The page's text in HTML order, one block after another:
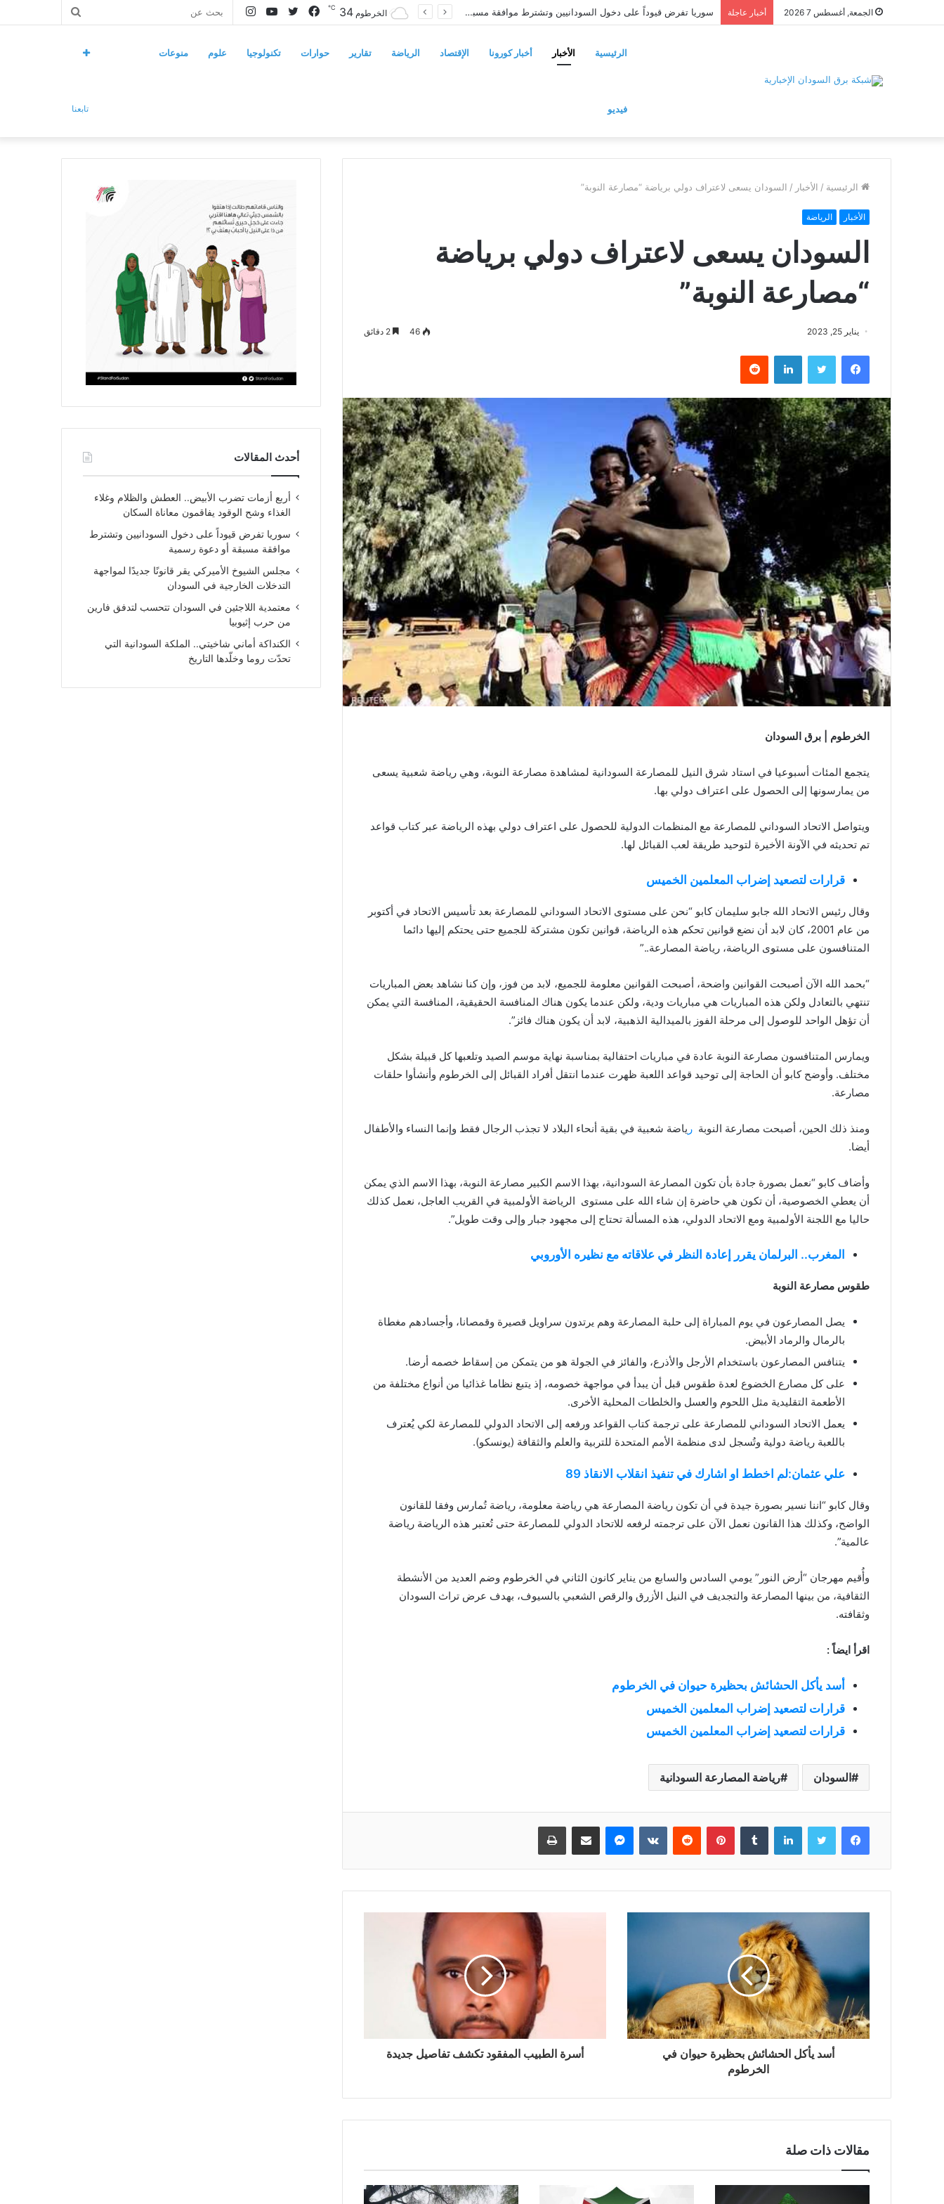
الجمعة, أغسطس 7 2026 أخبار عاجلة سوريا تفرض قيوداً على دخول السودانيين وتشترط موافقة مسبقة أو دعوة رسمية
بحث
انستقراميوتيوبتويتر
فيسبوك الخرطوم 34
℃
الرئيسية الأخبار أخبار كورونا الإقتصاد الرياضة تقارير حوارات تكنولوجيا علوم منوعات
فيديو تابعنا
الرئيسية / الأخبار / السودان يسعى لاعتراف دولي برياضة “مصارعة النوبة”
الأخبار الرياضة
السودان يسعى لاعتراف دولي برياضة
“مصارعة النوبة”
يناير 25, 2023 46
فيسبوك تويتر لينكدإن
الخرطوم | برق السودان
يتجمع المئات أسبوعيا في استاد شرق النيل للمصارعة السودانية لمشاهدة مصارعة النوبة، وهي رياضة شعبية يسعى
من يمارسونها إلى الحصول على اعتراف دولي بها.
ويتواصل الاتحاد السوداني للمصارعة مع المنظمات الدولية للحصول على اعتراف دولي بهذه الرياضة عبر كتاب قواعد
تم تحديثه في الآونة الأخيرة لتوحيد طريقة لعب القبائل لها.
قرارات لتصعيد إضراب المعلمين الخميس
وقال رئيس الاتحاد الله جابو سليمان كابو “نحن على مستوى الاتحاد السوداني للمصارعة بعد تأسيس الاتحاد في أكتوبر
من عام 2001، كان لابد أن نضع قوانين تحكم هذه الرياضة، قوانين تكون مشتركة للجميع حتى يحتكم إليها دائما
المتنافسون على مستوى الرياضة، رياضة المصارعة..”
“بحمد الله الآن أصبحت القوانين واضحة، أصبحت القوانين معلومة للجميع، لابد من فوز، وإن كنا نشاهد بعض المباريات
تنتهي بالتعادل ولكن هذه المباريات هي مباريات ودية، ولكن عندما يكون هناك المنافسة الحقيقية، المنافسة التي يمكن
أن تؤهل الواحد للوصول إلى مرحلة الفوز بالميدالية الذهبية، لابد أن يكون هناك فائز”.
ويمارس المتنافسون مصارعة النوبة عادة في مباريات احتفالية بمناسبة نهاية موسم الصيد وتلعبها كل قبيلة بشكل
مختلف. وأوضح كابو أن الحاجة إلى توحيد قواعد اللعبة ظهرت عندما انتقل أفراد القبائل إلى الخرطوم وأنشأوا حلقات
مصارعة.
ومنذ ذلك الحين، أصبحت مصارعة النوبة ر ياضة شعبية في بقية أنحاء البلاد لا تجذب الرجال فقط وإنما النساء والأطفال
أيضا.
وأضاف كابو “نعمل بصورة جادة بأن تكون المصارعة السودانية، بهذا الاسم الكبير مصارعة النوبة، بهذا الاسم الذي يمكن
أن يعطي الخصوصية، أن تكون هي حاضرة إن شاء الله على مستوى الرياضة الأولمبية في القريب العاجل، نعمل كذلك
حاليا مع اللجنة الأولمبية ومع الاتحاد الدولي، هذه المسألة تحتاج إلى مجهود جبار وإلى وقت طويل”.
المغرب.. البرلمان يقرر إعادة النظر في علاقاته مع نظيره الأوروبي
طقوس مصارعة النوبة
يصل المصارعون في يوم المباراة إلى حلبة المصارعة وهم يرتدون سراويل قصيرة وقمصانا، وأجسادهم مغطاة
بالرمال والرماد الأبيض.
يتنافس المصارعون باستخدام الأرجل والأذرع، والفائز في الجولة هو من يتمكن من إسقاط خصمه أرضا.
على كل مصارع الخضوع لعدة طقوس قبل أن يبدأ في مواجهة خصومه، إذ يتبع نظاما غذائيا من أنواع مختلفة من
الأطعمة التقليدية مثل اللحوم والعسل والخلطات المحلية الأخرى.
يعمل الاتحاد السوداني للمصارعة على ترجمة كتاب القواعد ورفعه إلى الاتحاد الدولي للمصارعة لكي يُعترف
باللعبة رياضة دولية وتُسجل لدى منظمة الأمم المتحدة للتربية والعلم والثقافة (يونسكو).
علي عثمان:لم اخطط او اشارك في تنفيذ انقلاب الانقاذ 89
وقال كابو “اننا نسير بصورة جيدة في أن تكون رياضة المصارعة هي رياضة معلومة، رياضة تُمارس وفقا للقانون
الواضح، وكذلك هذا القانون نعمل الآن على ترجمته لرفعه للاتحاد الدولي للمصارعة حتى تُعتبر هذه الرياضة رياضة
عالمية”.
وأُقيم مهرجان “أرض النور” يومي السادس والسابع من يناير كانون الثاني في الخرطوم وضم العديد من الأنشطة
الثقافية، من بينها المصارعة والتجديف في النيل الأزرق والرقص الشعبي بالسيوف، بهدف عرض تراث السودان
وثقافته.
اقرأ ايضاً :
أسد يأكل الحشائش بحظيرة حيوان في الخرطوم
قرارات لتصعيد إضراب المعلمين الخميس
قرارات لتصعيد إضراب المعلمين الخميس
السودان رياضة المصارعة السودانية
فيسبوك تويتر لينكدإن بينتيريست ماسنجر مشاركة عبر البريد طباعة
أسد يأكل الحشائش بحظيرة حيوان في
الخرطوم
أسرة الطبيب المفقود تكشف تفاصيل جديدة
مقالات ذات صلة
أحدث المقالات
أربع أزمات تضرب الأبيض.. العطش والظلام وغلاء
الغذاء وشح الوقود يفاقمون معاناة السكان
سوريا تفرض قيوداً على دخول السودانيين وتشترط
موافقة مسبقة أو دعوة رسمية
مجلس الشيوخ الأميركي يقر قانونًا جديدًا لمواجهة
التدخلات الخارجية في السودان
معتمدية اللاجئين في السودان تتحسب لتدفق فارين
من حرب إثيوبيا
الكنداكة أماني شاخيتي.. الملكة السودانية التي
تحدّت روما وخلّدها التاريخ